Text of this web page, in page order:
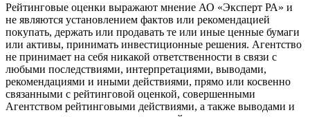
Рейтинговые оценки выражают мнение АО «Эксперт РА» и
не являются установлением фактов или рекомендацией
покупать, держать или продавать те или иные ценные бумаги
или активы, принимать инвестиционные решения. Агентство
не принимает на себя никакой ответственности в связи с
любыми последствиями, интерпретациями, выводами,
рекомендациями и иными действиями, прямо или косвенно
связанными с рейтинговой оценкой, совершенными
Агентством рейтинговыми действиями, а также выводами и